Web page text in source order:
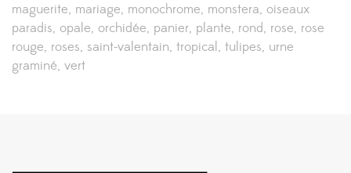
maguerite mariage monochrome monstera oiseaux
paradis opale orchidée panier plante rond rose rose
rouge roses saint-valentain tropical tulipes urne
graminé vert